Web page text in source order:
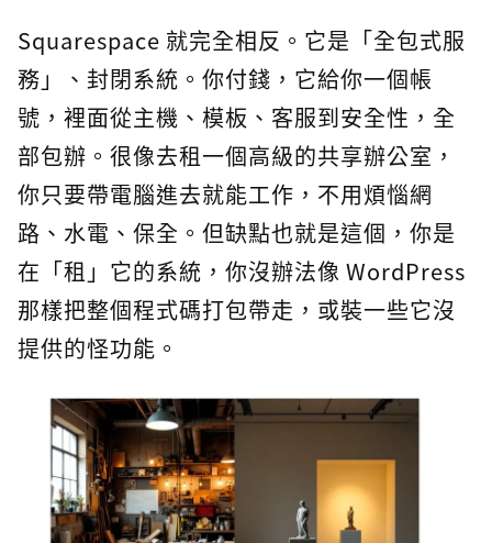
Squarespace 就完全相反。它是「全包式服
務」、封閉系統。你付錢，它給你一個帳
號，裡面從主機、模板、客服到安全性，全
部包辦。很像去租一個高級的共享辦公室，
你只要帶電腦進去就能工作，不用煩惱網
路、水電、保全。但缺點也就是這個，你是
在「租」它的系統，你沒辦法像 WordPress
那樣把整個程式碼打包帶走，或裝一些它沒
提供的怪功能。